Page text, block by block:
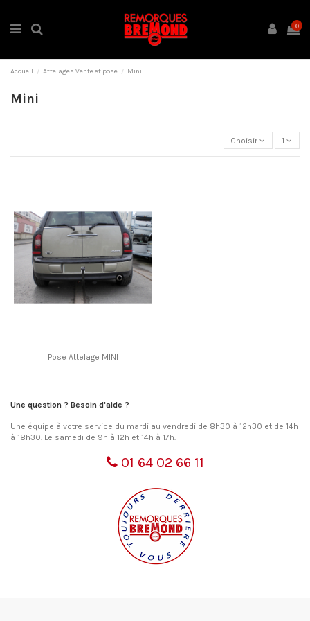
0
Accueil Attelages Vente et pose Mini
Mini
Choisir 1
Pose Attelage MINI
Une question ? Besoin d'aide ?
Une équipe à votre service du mardi au vendredi de 8h30 à 12h30 et de 14h
à 18h30. Le samedi de 9h à 12h et 14h à 17h.
01 64 02 66 11